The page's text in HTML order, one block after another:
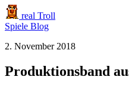
real Troll
Spiele Blog
2. November 2018
Produktionsband